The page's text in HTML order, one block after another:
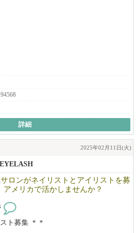
94568
詳細
2025年02月11日(火)
ロンがネイリストとアイリストを募
メリカで活かしませんか？
ト募集 ＊＊